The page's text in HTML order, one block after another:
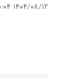
۱۴۰۴/۰۸/۱۲ ۲۱:۳۰:۰۴